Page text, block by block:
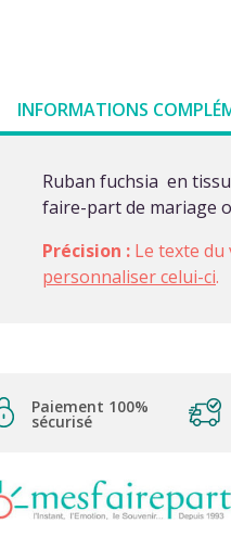
INFORMATIONS
Ruban fuchsia en
faire-part de mariage
Précision : Le texte
personnaliser celui-ci.
Paiement 100%
sécurisé